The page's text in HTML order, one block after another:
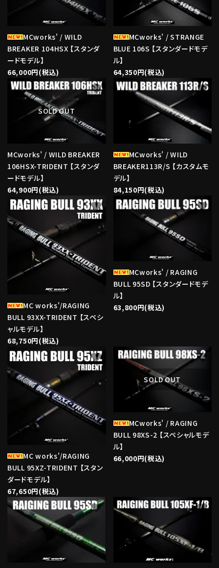
MCworks' / WILD
BREAKER 104HSX 【スタンダ
ードモデル】
66,000円(税込)
MCworks' / STRANGE
BLUE 106S 【スタンダードモデ
ル】
64,350円(税込)
SOLD OUT
MCworks' / WILD BREAKER
106HSX-TRIDENT 【スタンダ
ードモデル】
64,900円(税込)
favorite
MCworks' / WILD
BREAKER113R/S 【カスタムモ
デル】
84,150円(税込)
favorite
MC works'/RAGING
BULL 93XX-TRIDENT 【スペシ
ャルモデル】
68,750円(税込)
favorite
MCworks' / RAGING
BULL 95SD 【スタンダードモデ
ル】
63,800円(税込)
favorite
MC works'/RAGING
BULL 95XZ-TRIDENT 【スタン
ダードモデル】
67,650円(税込)
favorite
SOLD OUT
MCworks' / RAGING
BULL 98XS-2 【スペシャルモデ
ル】
66,000円(税込)
favorite
favorite favorite